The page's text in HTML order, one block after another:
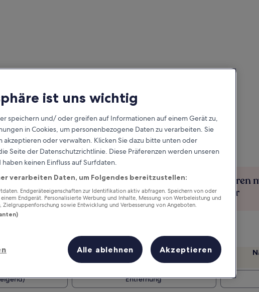
Prämien für jede
Übernachtung
Mehr sparen
Mitglieder
Dieses Wochenende
7. Aug. - 9. Aug.
Entfernung
ist uns wichtig
speichern und/ oder greifen auf Informationen auf einem Gerät zu,
in Cookies, um personenbezogene Daten zu verarbeiten. Sie
akzeptieren oder verwalten. Klicken Sie dazu bitte unten oder
Seite der Datenschutzrichtlinie. Diese Präferenzen werden unseren
keinen Einfluss auf Surfdaten.
verarbeiten Daten, um Folgendes bereitzustellen:
Endgeräteeigenschaften zur Identifikation aktiv abfragen. Speichern von oder
Endgerät. Personalisierte Werbung und Inhalte, Messung von Werbeleistung und
Zielgruppenforschung sowie Entwicklung und Verbesserung von Angeboten.
Alle ablehnen Akzeptieren